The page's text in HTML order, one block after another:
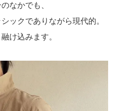
なかでも、
ックでありながら現代的。
け込みます。